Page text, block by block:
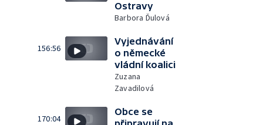
Ostravy
Barbora Ďulová
156:56
Vyjednávání
o německé
vládní koalici
Zuzana
Zavadilová
170:04
Obce se